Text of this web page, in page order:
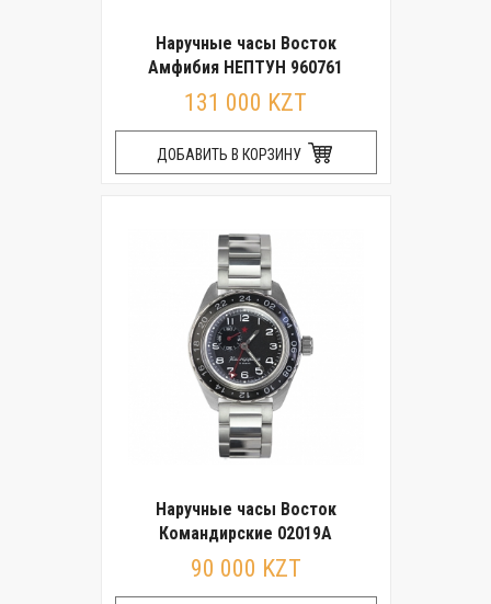
Наручные часы Восток
Амфибия НЕПТУН 960761
131 000 KZT
ДОБАВИТЬ В КОРЗИНУ
Наручные часы Восток
Командирские 02019А
90 000 KZT